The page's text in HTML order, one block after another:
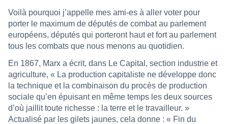
Voilà pourquoi j’appelle mes ami-es à aller voter pour
porter le maximum de députés de combat au parlement
européens, députés qui porteront haut et fort au parlement
tous les combats que nous menons au quotidien.
En 1867, Marx a écrit, dans Le Capital, section industrie et
agriculture, « La production capitaliste ne développe donc
la technique et la combinaison du procès de production
sociale qu’en épuisant en même temps les deux sources
d’où jaillit toute richesse : la terre et le travailleur. »
Actualisé par les gilets jaunes, cela donne : « Fin du